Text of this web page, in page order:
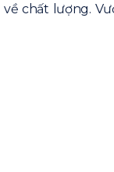
chất lượng.